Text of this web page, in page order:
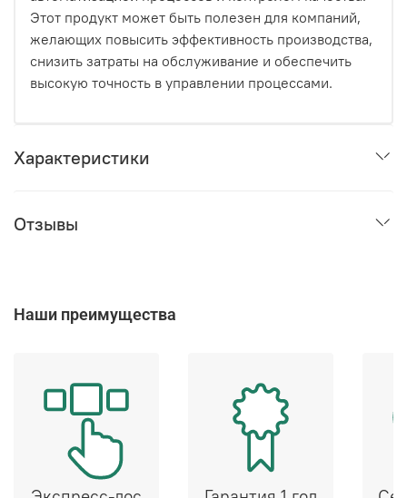
Этот продукт может быть полезен для компаний,
желающих повысить эффективность производства,
снизить затраты на обслуживание и обеспечить
высокую точность в управлении процессами.
Характеристики
Отзывы
Наши преимущества